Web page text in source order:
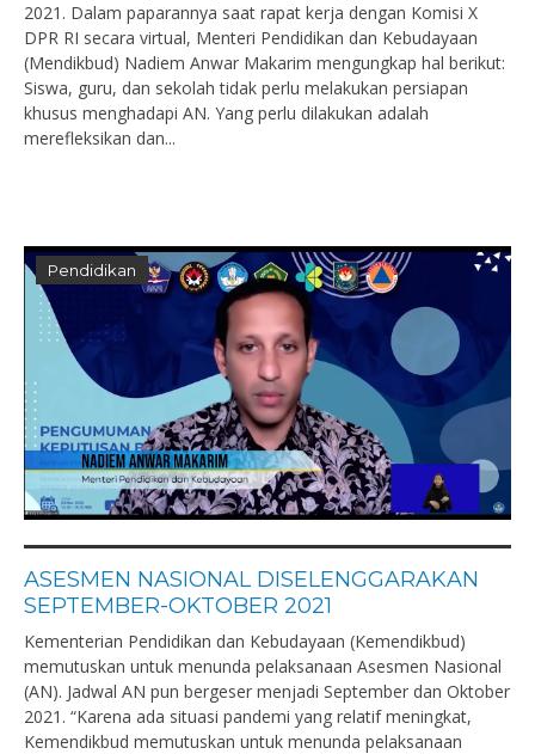
2021. Dalam paparannya saat rapat kerja dengan Komisi X
DPR RI secara virtual, Menteri Pendidikan dan Kebudayaan
(Mendikbud) Nadiem Anwar Makarim mengungkap hal berikut:
Siswa, guru, dan sekolah tidak perlu melakukan persiapan
khusus menghadapi AN. Yang perlu dilakukan adalah
merefleksikan dan...
Pendidikan
ASESMEN NASIONAL DISELENGGARAKAN
SEPTEMBER-OKTOBER 2021
Kementerian Pendidikan dan Kebudayaan (Kemendikbud)
memutuskan untuk menunda pelaksanaan Asesmen Nasional
(AN). Jadwal AN pun bergeser menjadi September dan Oktober
2021. “Karena ada situasi pandemi yang relatif meningkat,
Kemendikbud memutuskan untuk menunda pelaksanaan